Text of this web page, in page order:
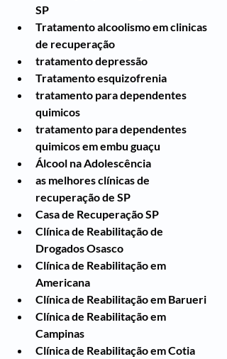
SP
Tratamento alcoolismo em clinicas
de recuperação
tratamento depressão
Tratamento esquizofrenia
tratamento para dependentes
quimicos
tratamento para dependentes
quimicos em embu guaçu
Álcool na Adolescência
as melhores clínicas de
recuperação de SP
Casa de Recuperação SP
Clínica de Reabilitação de
Drogados Osasco
Clínica de Reabilitação em
Americana
Clínica de Reabilitação em Barueri
Clínica de Reabilitação em
Campinas
Clínica de Reabilitação em Cotia